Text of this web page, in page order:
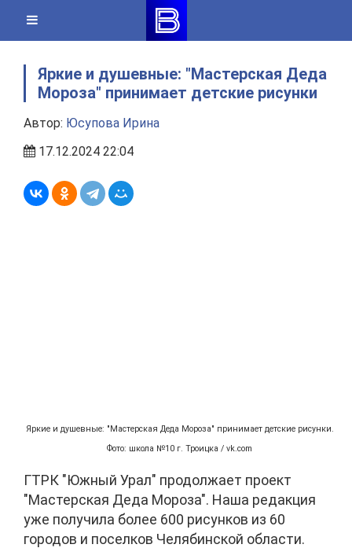
content
Яркие и душевные: "Мастерская Деда
Мороза" принимает детские рисунки
Автор: Юсупова Ирина
17.12.2024 22:04
Яркие и душевные: "Мастерская Деда Мороза" принимает детские рисунки.
Фото: школа №10 г. Троицка / vk.com
ГТРК "Южный Урал" продолжает проект
"Мастерская Деда Мороза". Наша редакция
уже получила более 600 рисунков из 60
городов и поселков Челябинской области.